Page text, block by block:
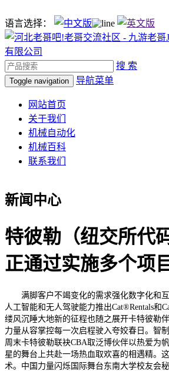
语言选择：
搜 索
Toggle navigation 导航菜单
网站首页
关于我们
机械自动化
机械百科
联系我们
新闻中心
特彼勒（纽交所代
正通过实施多个项
满脚客户不竭变化的需求强化数字化和互
人工智能和无人驾驶能力推出Cat®Rentals和
缕风沉睡大地新的征程也随之展开卡特彼勒
力量从容掌控每一次启程驶入夸姣春日。智
周末卡特彼勒联袂CBA取泛博伙伴以热爱为
星的舞台上共赴一场热血取欢喜的相遇精。
术。中国力量闪烁国际舞台东南大学校友会